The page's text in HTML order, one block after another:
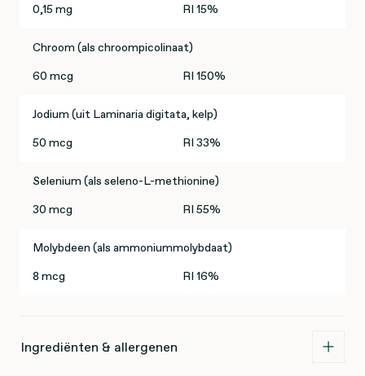
0,15 mg
RI 15%
Chroom (als chroompicolinaat)
60 mcg
RI 150%
Jodium (uit Laminaria digitata, kelp)
50 mcg
RI 33%
Selenium (als seleno-L-methionine)
30 mcg
RI 55%
Molybdeen (als ammoniummolybdaat)
8 mcg
RI 16%
Ingrediënten & allergenen